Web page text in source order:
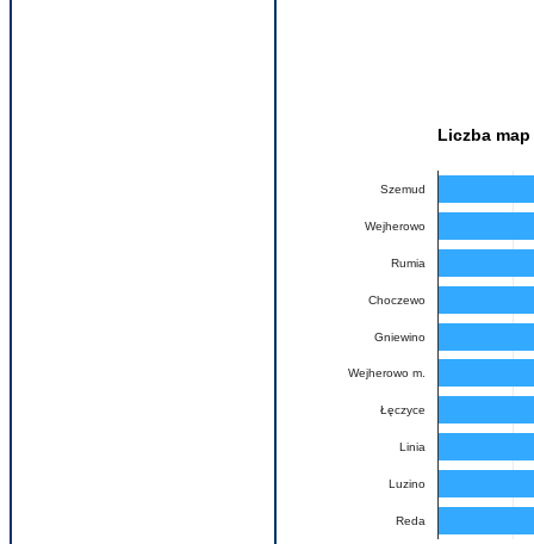
Liczba
Szemud
Wejherowo
Rumia
Choczewo
Gniewino
Wejherowo m.
Łęczyce
Linia
Luzino
Reda